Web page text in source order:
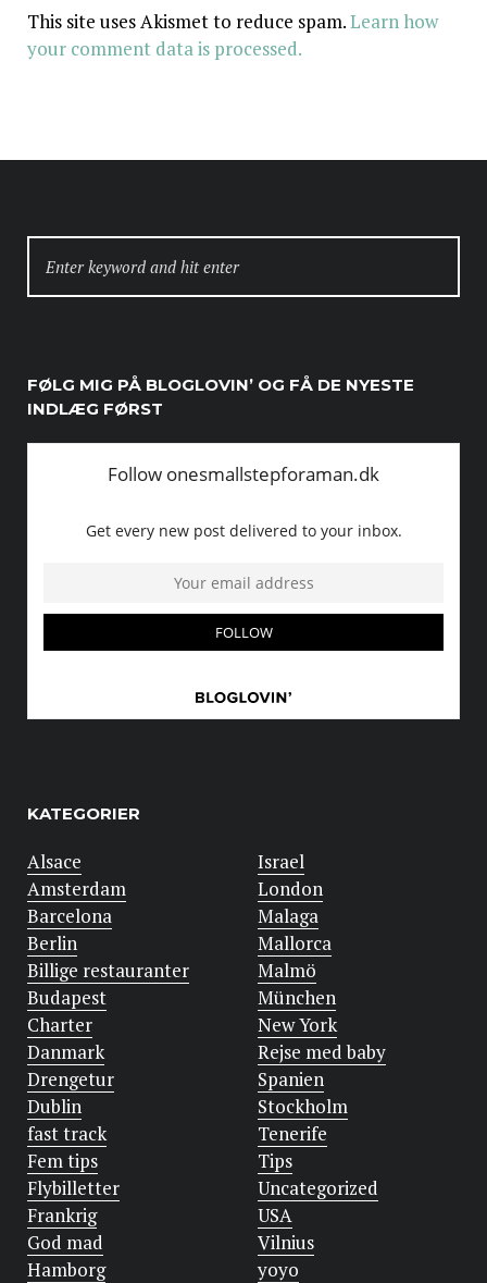
This site uses Akismet to reduce spam.Learn how
your comment data is processed.
FOR:
FØLG MIG PÅ BLOGLOVIN’ OG FÅ DE NYESTE
INDLÆG FØRST
KATEGORIER
Alsace
Amsterdam
Barcelona
Berlin
Billige restauranter
Budapest
Charter
Danmark
Drengetur
Dublin
fast track
Fem tips
Flybilletter
Frankrig
God mad
Hamborg
Israel
London
Malaga
Mallorca
Malmö
München
New York
Rejse med baby
Spanien
Stockholm
Tenerife
Tips
Uncategorized
USA
Vilnius
yoyo